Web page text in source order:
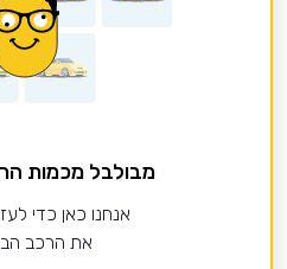
מבולבל מכמות
אנחנו כאן כדי
את הרכב